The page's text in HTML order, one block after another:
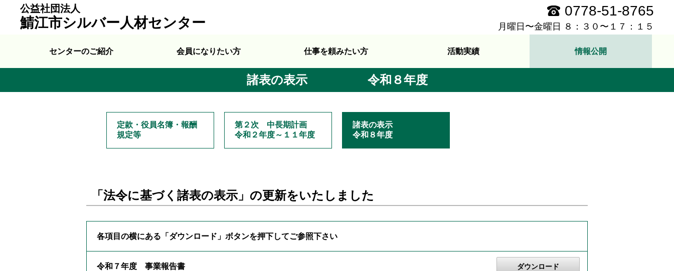
公益社団法人
鯖江市シルバー人材センター
0778-51-8765
月曜日〜金曜日 ８：３０〜１７：１５
センターのご紹介 会員になりたい方 仕事を頼みたい方 活動実績 情報公開
諸表の表示 令和８年度
定款・役員名簿・報酬
規定等
第２次 中長期計画
令和２年度～１１年度
諸表の表示
令和８年度
「法令に基づく諸表の表示」の更新をいたしました
各項目の横にある「ダウンロード」ボタンを押下してご参照下さい
令和７年度 事業報告書 ダウンロード